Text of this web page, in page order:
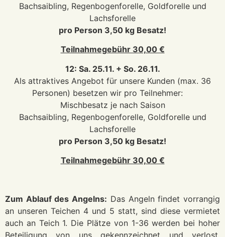
Bachsaibling, Regenbogenforelle, Goldforelle und
Lachsforelle
pro Person 3,50 kg Besatz!
Teilnahmegebühr 30,00 €
12: Sa. 25.11. + So. 26.11.
Als attraktives Angebot für unsere Kunden (max. 36
Personen) besetzen wir pro Teilnehmer:
Mischbesatz je nach Saison
Bachsaibling, Regenbogenforelle, Goldforelle und
Lachsforelle
pro Person 3,50 kg Besatz!
Teilnahmegebühr 30,00 €
Zum Ablauf des Angelns: Das Angeln findet vorrangig
an unseren Teichen 4 und 5 statt, sind diese vermietet
auch an Teich 1. Die Plätze von 1-36 werden bei hoher
Beteiligung von uns gekennzeichnet und verlost.